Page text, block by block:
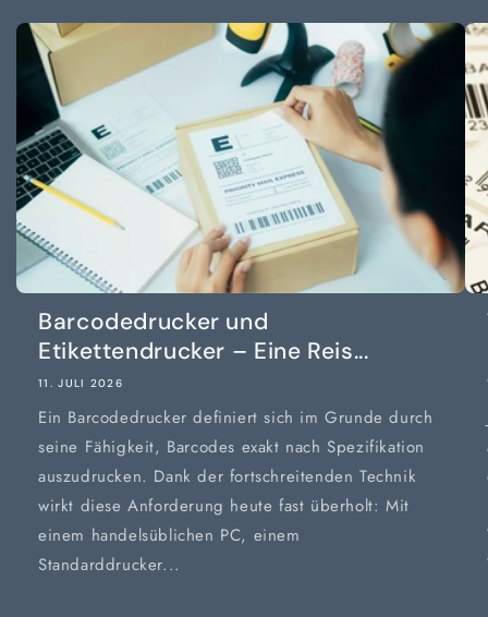
Barcodedrucker und
Etikettendrucker – Eine Reis...
11. JULI 2026
Ein Barcodedrucker definiert sich im Grunde durch
seine Fähigkeit, Barcodes exakt nach Spezifikation
auszudrucken. Dank der fortschreitenden Technik
wirkt diese Anforderung heute fast überholt: Mit
einem handelsüblichen PC, einem
Standarddrucker...